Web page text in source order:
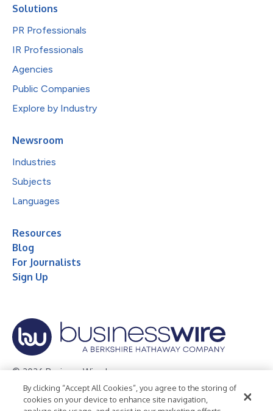
Solutions
PR Professionals
IR Professionals
Agencies
Public Companies
Explore by Industry
Newsroom
Industries
Subjects
Languages
Resources
Blog
For Journalists
Sign Up
© 2026 Business Wire, Inc.
Privacy Policy Cookie Policy
Accessibility Statement
By clicking “Accept All Cookies”, you agree to the storing of
cookies on your device to enhance site navigation,